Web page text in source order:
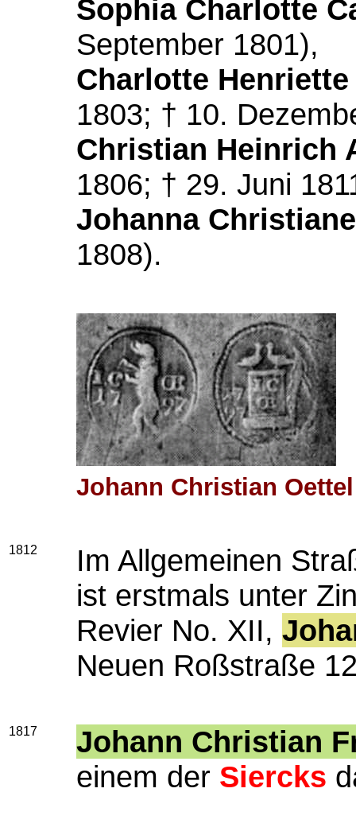
Sophia Charlotte
September 1801),
Charlotte
1803; † 10.
Christian Heinrich
1806; † 29. Juni
Johanna
1808).
Johann Christian Oettel
1812
Im Allgemeinen
ist erstmals unter
Revier No. XII,
Neuen Roßstraße
1817
Johann Christian
einem der Siercks